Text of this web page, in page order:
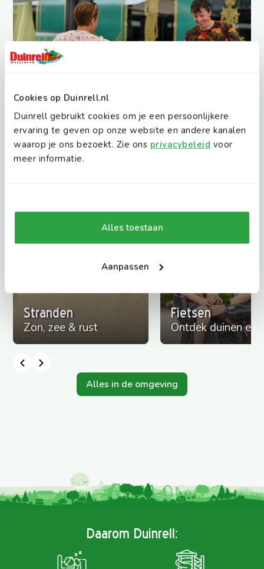
Cookies op Duinrell.nl
Duinrell gebruikt cookies om je een persoonlijkere
ervaring te geven op onze website en andere kanalen
waarop je ons bezoekt. Zie ons privacybeleid voor
meer informatie.
Alles toestaan
Aanpassen
Ontdek meer in de omgeving
Stranden
Zon, zee & rust
Fietsen
Ontdek duinen en
Alles in de omgeving
Daarom Duinrell: